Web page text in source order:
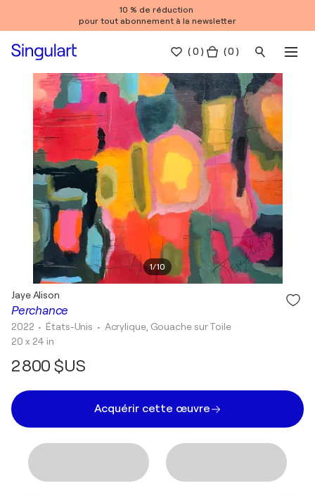
10 % de réduction
pour tout abonnement à la newsletter
(0 ) ( 0 )
1/10
Perchance
Jaye Alison
2022 • États-Unis • Acrylique, Gouache sur Toile
20 x 24 in
2 800 $US
Acquérir cette œuvre